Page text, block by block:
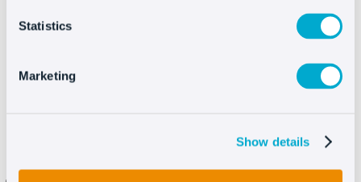
Statistics
Marketing
Show details